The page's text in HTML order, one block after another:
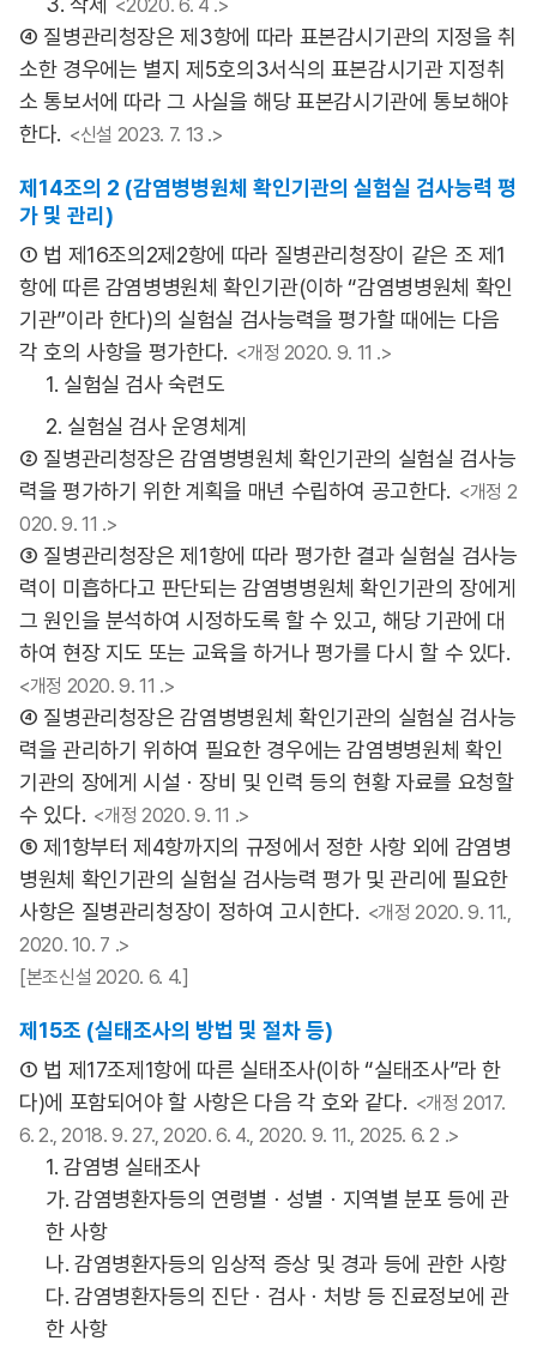
<2020. 6. 4 .>
④ 질병관리청장은 제3항에 따라 표본감시기관의 지정을 취
소한 경우에는 별지 제5호의3서식의 표본감시기관 지정취
소 통보서에 따라 그 사실을 해당 표본감시기관에 통보해야
한다. <신설 2023. 7. 13 .>
제14조의 2 (감염병병원체 확인기관의 실험실 검사능력 평
가 및 관리)
① 법 제16조의2제2항에 따라 질병관리청장이 같은 조 제1
항에 따른 감염병병원체 확인기관(이하 “감염병병원체 확인
기관”이라 한다)의 실험실 검사능력을 평가할 때에는 다음
각 호의 사항을 평가한다. <개정 2020. 9. 11 .>
1. 실험실 검사 숙련도
2. 실험실 검사 운영체계
② 질병관리청장은 감염병병원체 확인기관의 실험실 검사능
력을 평가하기 위한 계획을 매년 수립하여 공고한다. <개정 2
020. 9. 11 .>
③ 질병관리청장은 제1항에 따라 평가한 결과 실험실 검사능
력이 미흡하다고 판단되는 감염병병원체 확인기관의 장에게
그 원인을 분석하여 시정하도록 할 수 있고, 해당 기관에 대
하여 현장 지도 또는 교육을 하거나 평가를 다시 할 수 있다.
<개정 2020. 9. 11 .>
④ 질병관리청장은 감염병병원체 확인기관의 실험실 검사능
력을 관리하기 위하여 필요한 경우에는 감염병병원체 확인
기관의 장에게 시설ㆍ장비 및 인력 등의 현황 자료를 요청할
수 있다. <개정 2020. 9. 11 .>
⑤ 제1항부터 제4항까지의 규정에서 정한 사항 외에 감염병
병원체 확인기관의 실험실 검사능력 평가 및 관리에 필요한
사항은 질병관리청장이 정하여 고시한다. <개정 2020. 9. 11.,
2020. 10. 7 .>
[본조신설 2020. 6. 4.]
제15조 (실태조사의 방법 및 절차 등)
① 법 제17조제1항에 따른 실태조사(이하 “실태조사”라 한
다)에 포함되어야 할 사항은 다음 각 호와 같다. <개정 2017.
6. 2., 2018. 9. 27., 2020. 6. 4., 2020. 9. 11., 2025. 6. 2 .>
1. 감염병 실태조사
가. 감염병환자등의 연령별ㆍ성별ㆍ지역별 분포 등에 관
한 사항
나. 감염병환자등의 임상적 증상 및 경과 등에 관한 사항
다. 감염병환자등의 진단ㆍ검사ㆍ처방 등 진료정보에 관
한 사항